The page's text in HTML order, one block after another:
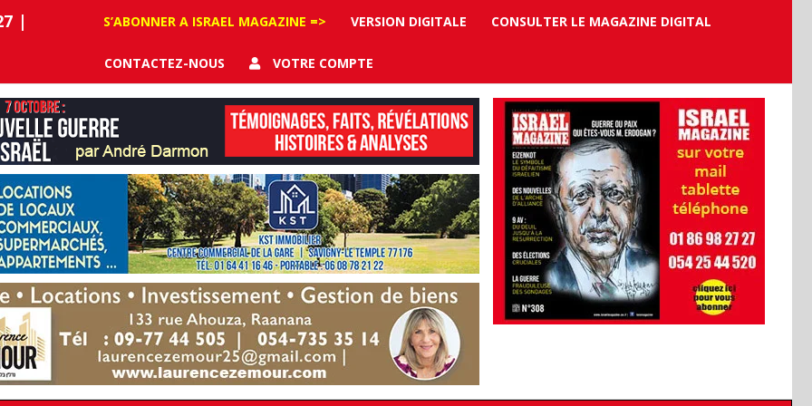
|
S’ABONNER A ISRAEL MAGAZINE => VERSION DIGITALE CONSULTER LE MAGAZINE DIGITAL
CONTACTEZ-NOUS VOTRE COMPTE